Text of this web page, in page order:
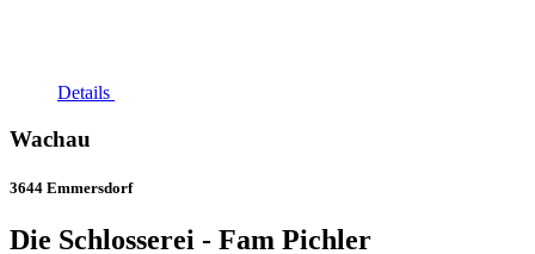
Details
Wachau
3644 Emmersdorf
Die Schlosserei - Fam Pichler